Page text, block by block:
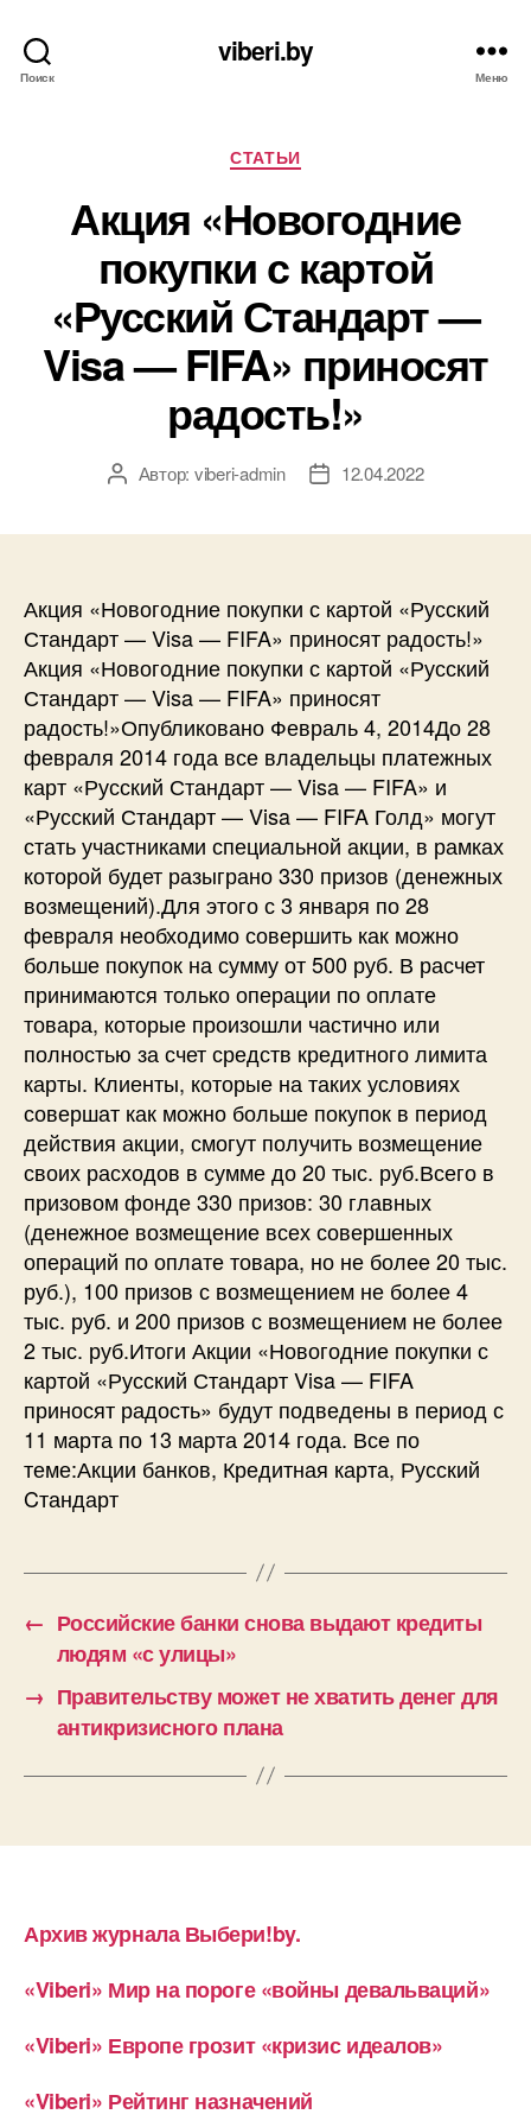
Поиск
viberi.by
Меню
Рубрики
СТАТЬИ
Акция «Новогодние
покупки с картой
«Русский Стандарт —
Visa — FIFA» приносят
радость!»
АвторАвтор: viberi-admin
Дата12.04.2022
Акция «Новогодние покупки с картой «Русский
Стандарт — Visa — FIFA» приносят радость!»
Акция «Новогодние покупки с картой «Русский
Стандарт — Visa — FIFA» приносят
радость!»Опубликовано Февраль 4, 2014До 28
февраля 2014 года все владельцы платежных
карт «Русский Стандарт — Visa — FIFA» и
«Русский Стандарт — Visa — FIFA Голд» могут
стать участниками специальной акции, в рамках
которой будет разыграно 330 призов (денежных
возмещений).Для этого с 3 января по 28
февраля необходимо совершить как можно
больше покупок на сумму от 500 руб. В расчет
принимаются только операции по оплате
товара, которые произошли частично или
полностью за счет средств кредитного лимита
карты. Клиенты, которые на таких условиях
совершат как можно больше покупок в период
действия акции, смогут получить возмещение
своих расходов в сумме до 20 тыс. руб.Всего в
призовом фонде 330 призов: 30 главных
(денежное возмещение всех совершенных
операций по оплате товара, но не более 20 тыс.
руб.), 100 призов с возмещением не более 4
тыс. руб. и 200 призов с возмещением не более
2 тыс. руб.Итоги Акции «Новогодние покупки с
картой «Русский Стандарт Visa — FIFA
приносят радость» будут подведены в период с
11 марта по 13 марта 2014 года. Все по
теме:Акции банков, Кредитная карта, Русский
Cтандарт
← Российские банки снова выдают кредиты
людям «с улицы»
→ Правительству может не хватить денег для
антикризисного плана
Архив журнала Выбери!by.
«Viberi» Мир на пороге «войны девальваций»
«Viberi» Европе грозит «кризис идеалов»
«Viberi» Рейтинг назначений